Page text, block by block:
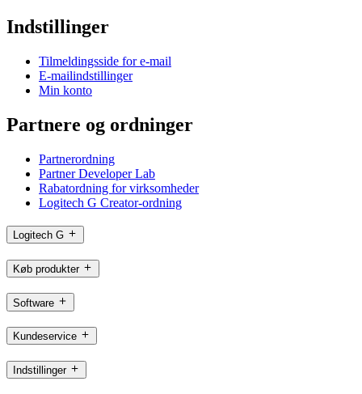
Indstillinger
Tilmeldingsside for e-mail
E-mailindstillinger
Min konto
Partnere og ordninger
Partnerordning
Partner Developer Lab
Rabatordning for virksomheder
Logitech G Creator-ordning
Logitech G
Køb produkter
Software
Kundeservice
Indstillinger